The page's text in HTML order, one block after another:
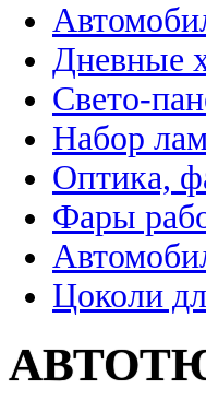
Дневные
Свето-
Набор
Оптика,
Фары
Цоколи